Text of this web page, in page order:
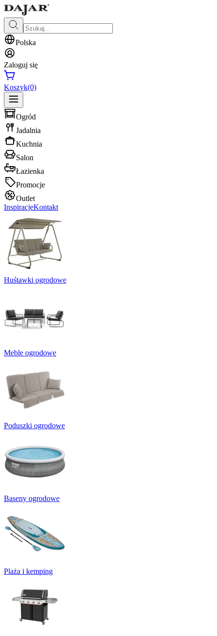
Polska
Zaloguj się
Koszyk(0)
Ogród
Jadalnia
Kuchnia
Salon
Łazienka
Promocje
Outlet
InspiracjeKontakt
Huśtawki ogrodowe
Meble ogrodowe
Poduszki ogrodowe
Baseny ogrodowe
Plaża i kemping